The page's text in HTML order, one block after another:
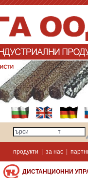
продукти за нас|
ДИСТАНЦИОННИ